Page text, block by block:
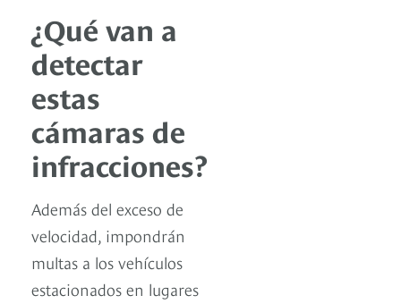
¿Qué van a
detectar
estas
cámaras de
infracciones?
Además del exceso de
velocidad, impondrán
multas a los vehículos
estacionados en lugares